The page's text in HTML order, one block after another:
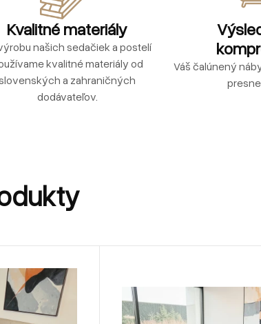
Kvalitné materiály
našich sedačiek a postelí
kvalitné materiály od
a zahraničných
dodávateľov.
Váš čalúnený
presne